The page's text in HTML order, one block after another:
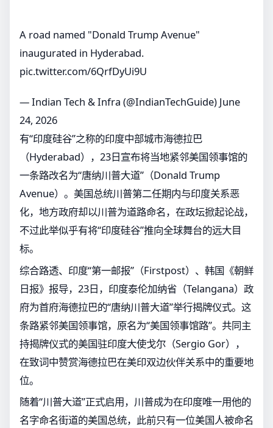
A road named "Donald Trump Avenue"
inaugurated in Hyderabad.
pic.twitter.com/6QrfDyUi9U
— Indian Tech & Infra (@IndianTechGuide) June
24, 2026
有“印度硅谷”之称的印度中部城市海德拉巴
（Hyderabad），23日宣布将当地紧邻美国领事馆的
一条路改名为“唐纳川普大道”（Donald Trump
Avenue）。美国总统川普第二任期内与印度关系恶
化，地方政府却以川普为道路命名，在政坛掀起论战，
不过此举似乎有将“印度硅谷”推向全球舞台的远大目
标。
综合路透、印度“第一邮报”（Firstpost）、韩国《朝鲜
日报》报导，23日，印度泰伦加纳省（Telangana）政
府为首府海德拉巴的“唐纳川普大道”举行揭牌仪式。这
条路紧邻美国领事馆，原名为“美国领事馆路”。共同主
持揭牌仪式的美国驻印度大使戈尔（Sergio Gor），
在致词中赞赏海德拉巴在美印双边伙伴关系中的重要地
位。
随着“川普大道”正式启用，川普成为在印度唯一用他的
名字命名街道的美国总统，此前只有一位美国人被命名